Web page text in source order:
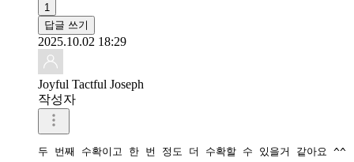
1
답글 쓰기
2025.10.02 18:29
Joyful Tactful Joseph
작성자
두 번째 수확이고 한 번 정도 더 수확할 수 있을거 같아요 ^^